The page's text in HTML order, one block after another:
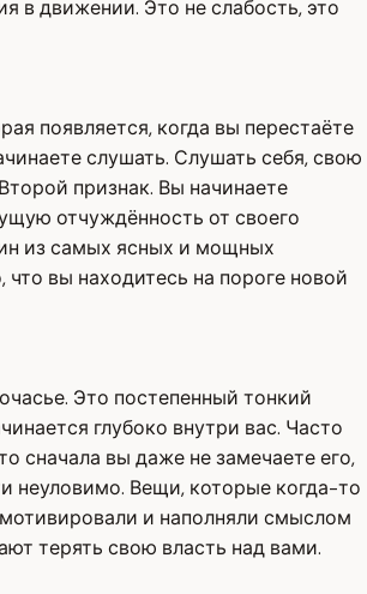
в движении. Это не слабость, это
появляется, когда вы перестаёте
слушать. Слушать себя, свою
признак. Вы начинаете
отчуждённость от своего
из самых ясных и мощных
что вы находитесь на пороге новой
Это постепенный тонкий
глубоко внутри вас. Часто
сначала вы даже не замечаете его,
неуловимо. Вещи, которые когда-то
и наполняли смыслом
терять свою власть над вами.